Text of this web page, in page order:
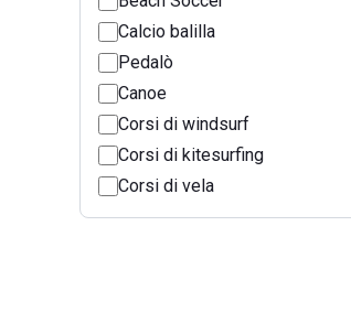
Calcio balilla
Pedalò
Canoe
Corsi di windsurf
Corsi di kitesurfing
Corsi di vela